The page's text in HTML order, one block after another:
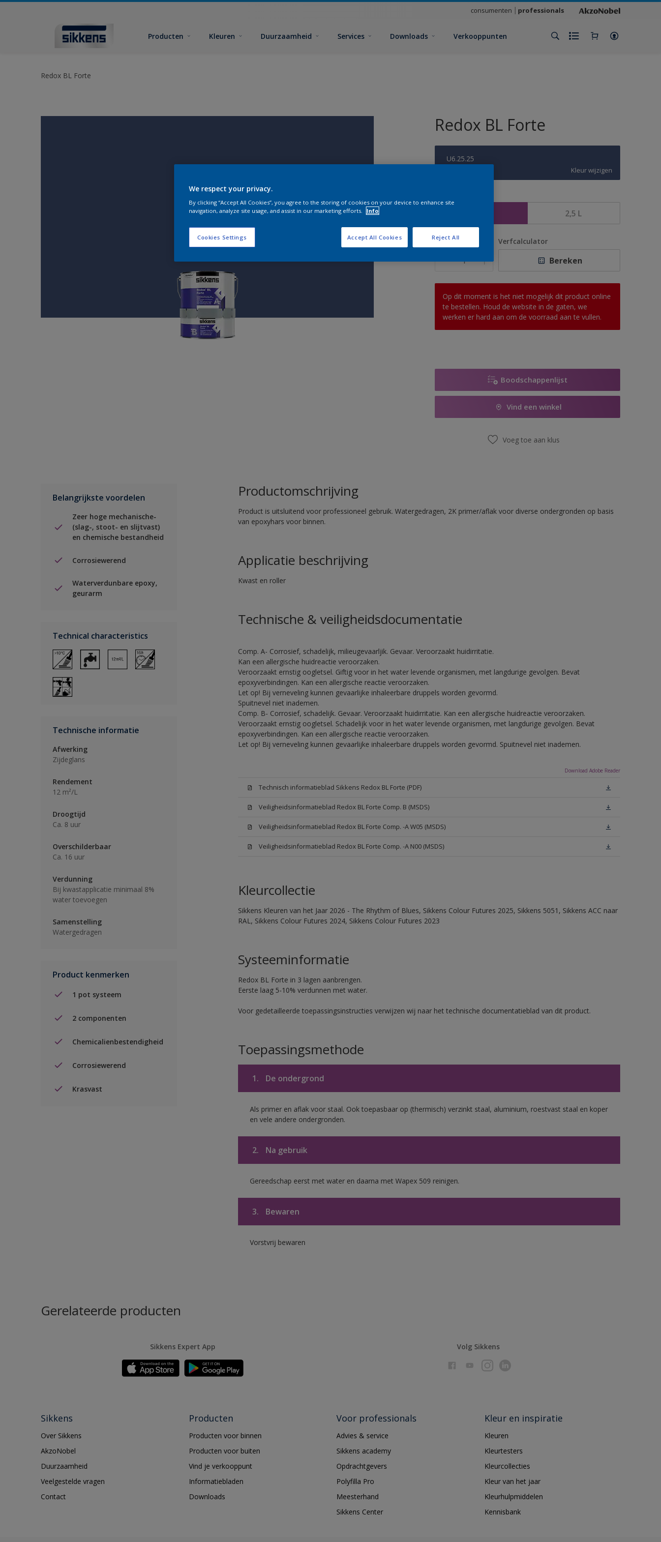
consumenten professionals
Producten Kleuren Duurzaamheid Services Downloads Verkooppunten
Redox BL Forte
Redox BL Forte
U6.25.25
Kleur wijzigen
2,5 L
Aantal Verfcalculator
Bereken
Op dit moment is het niet mogelijk dit product online
te bestellen. Houd de website in de gaten, we
werken er hard aan om de voorraad aan te vullen.
Boodschappenlijst
Vind een winkel
Voeg toe aan klus
Belangrijkste voordelen
Zeer hoge mechanische-
(slag-, stoot- en slijtvast)
en chemische bestandheid
Corrosiewerend
Waterverdunbare epoxy,
geurarm
Technical characteristics
Technische informatie
Afwerking
Zijdeglans
Rendement
12 m²/L
Droogtijd
Ca. 8 uur
Overschilderbaar
Ca. 16 uur
Verdunning
Bij kwastapplicatie minimaal 8%
water toevoegen
Samenstelling
Watergedragen
Product kenmerken
1 pot systeem
2 componenten
Chemicalienbestendigheid
Corrosiewerend
Krasvast
Productomschrijving
Product is uitsluitend voor professioneel gebruik. Watergedragen, 2K primer/aflak voor diverse ondergronden op basis
van epoxyhars voor binnen.
Applicatie beschrijving
Kwast en roller
Technische & veiligheidsdocumentatie
Comp. A- Corrosief, schadelijk, milieugevaarljik. Gevaar. Veroorzaakt huidirritatie.
Kan een allergische huidreactie veroorzaken.
Veroorzaakt ernstig oogletsel. Giftig voor in het water levende organismen, met langdurige gevolgen. Bevat
epoxyverbindingen. Kan een allergische reactie veroorzaken.
Let op! Bij verneveling kunnen gevaarlijke inhaleerbare druppels worden gevormd.
Spuitnevel niet inademen.
Comp. B- Corrosief, schadelijk. Gevaar. Veroorzaakt huidirritatie. Kan een allergische huidreactie veroorzaken.
Veroorzaakt ernstig oogletsel. Schadelijk voor in het water levende organismen, met langdurige gevolgen. Bevat
epoxyverbindingen. Kan een allergische reactie veroorzaken.
Let op! Bij verneveling kunnen gevaarlijke inhaleerbare druppels worden gevormd. Spuitnevel niet inademen.
Download Adobe Reader
Technisch informatieblad Sikkens Redox BL Forte (PDF)
Veiligheidsinformatieblad Redox BL Forte Comp. B (MSDS)
Veiligheidsinformatieblad Redox BL Forte Comp. -A W05 (MSDS)
Veiligheidsinformatieblad Redox BL Forte Comp. -A N00 (MSDS)
Kleurcollectie
Sikkens Kleuren van het Jaar 2026 - The Rhythm of Blues, Sikkens Colour Futures 2025, Sikkens 5051, Sikkens ACC naar
RAL, Sikkens Colour Futures 2024, Sikkens Colour Futures 2023
Systeeminformatie
Redox BL Forte in 3 lagen aanbrengen.
Eerste laag 5-10% verdunnen met water.
Voor gedetailleerde toepassingsinstructies verwijzen wij naar het technische documentatieblad van dit product.
Toepassingsmethode
1. De ondergrond
Als primer en aflak voor staal. Ook toepasbaar op (thermisch) verzinkt staal, aluminium, roestvast staal en koper
en vele andere ondergronden.
2. Na gebruik
Gereedschap eerst met water en daarna met Wapex 509 reinigen.
3. Bewaren
Vorstvrij bewaren
Gerelateerde producten
Sikkens Expert App Volg Sikkens
Sikkens
Over Sikkens
AkzoNobel
Duurzaamheid
Veelgestelde vragen
Contact
Producten
Producten voor binnen
Producten voor buiten
Vind je verkooppunt
Informatiebladen
Downloads
Voor professionals
Advies & service
Sikkens academy
Opdrachtgevers
Polyfilla Pro
Meesterhand
Sikkens Center
Kleur en inspiratie
Kleuren
Kleurtesters
Kleurcollecties
Kleur van het jaar
Kleurhulpmiddelen
Kennisbank
We respect your privacy.
By clicking “Accept All Cookies”, you agree to the storing of cookies on your device to enhance site
navigation, analyze site usage, and assist in our marketing efforts.
Info
Cookies Settings Reject All
Accept All Cookies